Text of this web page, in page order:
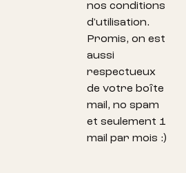
nos conditions
d'utilisation.
Promis, on est
aussi
respectueux
de votre boîte
mail, no spam
et seulement 1
mail par mois :)